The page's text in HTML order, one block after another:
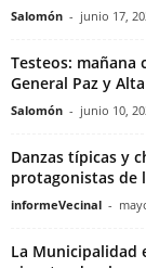
Salomón - junio 17,
Testeos: mañana
General Paz y
Salomón - junio 10,
Danzas típicas y
protagonistas de
informeVecinal -
La Municipalidad